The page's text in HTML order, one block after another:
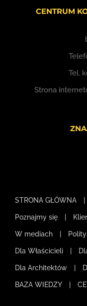
CENTRUM
Tel.
Strona
STRONA GŁÓWNA
Poznajmy się
W mediach
Dla Właścicieli
Dla Architektów
BAZA WIEDZY